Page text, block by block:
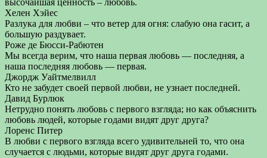
высочайшая ценность – любовь.
Хелен Хэйес
Разлука для любви – что ветер для огня: слабую она гасит, а
большую раздувает.
Роже де Бюсси-Рабютен
Мы всегда верим, что наша первая любовь — последняя, а
наша последняя любовь — первая.
Джордж Уайтмелвилл
Кто не забудет своей первой любви, не узнает последней.
Давид Бурлюк
Нетрудно понять любовь с первого взгляда; но как объяснить
любовь людей, которые годами видят друг друга?
Лоренс Питер
В любви с первого взгляда всего удивительней то, что она
случается с людьми, которые видят друг друга годами.